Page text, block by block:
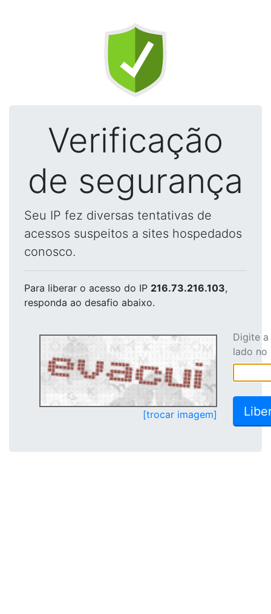
Verificação
de segurança
Seu IP fez diversas tentativas de
acessos suspeitos a sites hospedados
conosco.
Para liberar o acesso do IP 216.73.216.103,
responda ao desafio abaixo.
[trocar imagem]
Digite
lado no